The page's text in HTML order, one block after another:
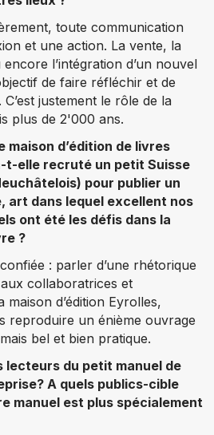
toute communication
et une action. La vente, la
l’intégration d’un nouvel
de faire réfléchir et de
justement le rôle de la
plus de 2'000 ans.
maison d’édition de livres
t-elle recruté un petit Suisse
pour publier un
art dans lequel excellent nos
ont été les défis dans la
?
: parler d’une rhétorique
collaboratrices et
d’édition Eyrolles,
reproduire un énième ouvrage
bel et bien pratique.
lecteurs du petit manuel de
A quels publics-cible
manuel est plus spécialement